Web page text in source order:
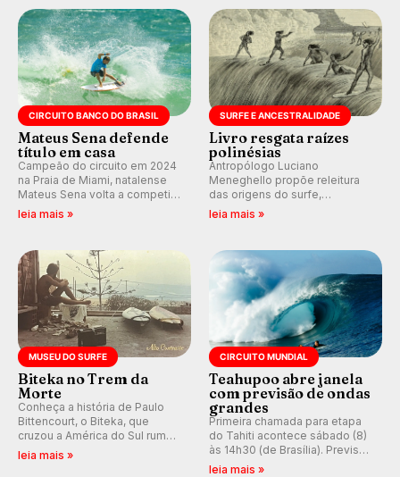
km/h em Itanhaém.
CIRCUITO BANCO DO BRASIL
Mateus Sena defende
título em casa
Campeão do circuito em 2024
na Praia de Miami, natalense
Mateus Sena volta a competir
em casa em busca de manter a
leia mais »
SURFE E ANCESTRALIDADE
Livro resgata raízes
polinésias
Antropólogo Luciano
Meneghello propõe releitura
das origens do surfe,
resgatando a cultura polinésia
prática em esporte e indústria.
leia mais »
MUSEU DO SURFE
Biteka no Trem da
Morte
Conheça a história de Paulo
Bittencourt, o Biteka, que
cruzou a América do Sul rumo
ao Pacífico em uma jornada
leia mais »
CIRCUITO MUNDIAL
Teahupoo abre janela
com previsão de ondas
grandes
Primeira chamada para etapa
do Tahiti acontece sábado (8)
às 14h30 (de Brasília). Previsão
indica swell consistente.
leia mais »